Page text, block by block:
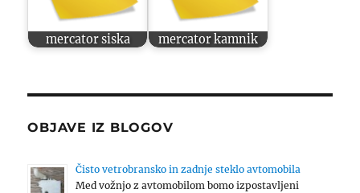
mercator siska mercator kamnik
OBJAVE IZ BLOGOV
Čisto vetrobransko in zadnje steklo avtomobila
Med vožnjo z avtomobilom bomo izpostavljeni